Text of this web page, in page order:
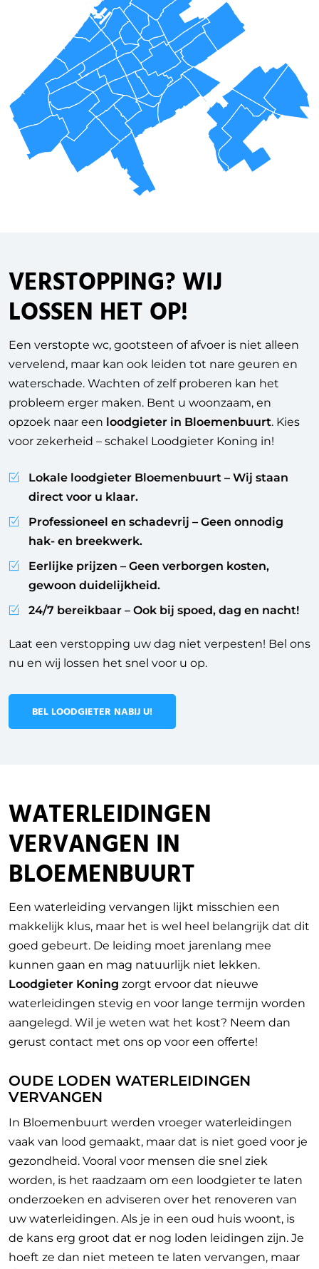
VERSTOPPING? WIJ
LOSSEN HET OP!
Een verstopte wc, gootsteen of afvoer is niet alleen
vervelend, maar kan ook leiden tot nare geuren en
waterschade. Wachten of zelf proberen kan het
probleem erger maken. Bent u woonzaam, en
opzoek naar een loodgieter in Bloemenbuurt. Kies
voor zekerheid – schakel Loodgieter Koning in!
Lokale loodgieter Bloemenbuurt – Wij staan
direct voor u klaar.
Professioneel en schadevrij – Geen onnodig
hak- en breekwerk.
Eerlijke prijzen – Geen verborgen kosten,
gewoon duidelijkheid.
24/7 bereikbaar – Ook bij spoed, dag en nacht!
Laat een verstopping uw dag niet verpesten! Bel ons
nu en wij lossen het snel voor u op.
BEL LOODGIETER NABIJ U!
WATERLEIDINGEN
VERVANGEN IN
BLOEMENBUURT
Een waterleiding vervangen lijkt misschien een
makkelijk klus, maar het is wel heel belangrijk dat dit
goed gebeurt. De leiding moet jarenlang mee
kunnen gaan en mag natuurlijk niet lekken.
Loodgieter Koning zorgt ervoor dat nieuwe
waterleidingen stevig en voor lange termijn worden
aangelegd. Wil je weten wat het kost? Neem dan
gerust contact met ons op voor een offerte!
OUDE LODEN WATERLEIDINGEN
VERVANGEN
In Bloemenbuurt werden vroeger waterleidingen
vaak van lood gemaakt, maar dat is niet goed voor je
gezondheid. Vooral voor mensen die snel ziek
worden, is het raadzaam om een loodgieter te laten
onderzoeken en adviseren over het renoveren van
uw waterleidingen. Als je in een oud huis woont, is
de kans erg groot dat er nog loden leidingen zijn. Je
hoeft ze dan niet meteen te laten vervangen, maar